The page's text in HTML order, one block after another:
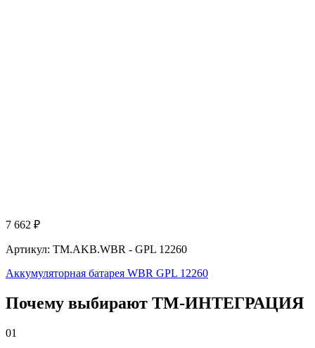
7 662 ₽
Артикул: TM.AKB.WBR - GPL 12260
Аккумуляторная батарея WBR GPL 12260
Почему выбирают ТМ-ИНТЕГРАЦИЯ
01